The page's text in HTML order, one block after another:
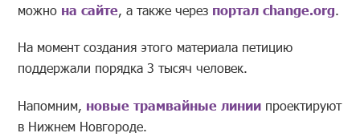
можно на сайте, а также через портал change.org.
На момент создания этого материала петицию
поддержали порядка 3 тысяч человек.
Напомним, новые трамвайные линии проектируют
в Нижнем Новгороде.